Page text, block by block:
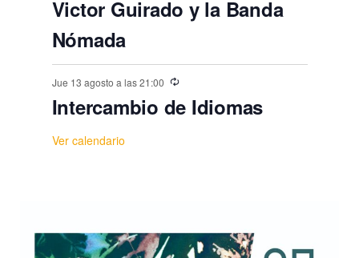
Victor Guirado y la Banda
Nómada
Jue 13 agosto a las 21:00
Intercambio de Idiomas
Ver calendario